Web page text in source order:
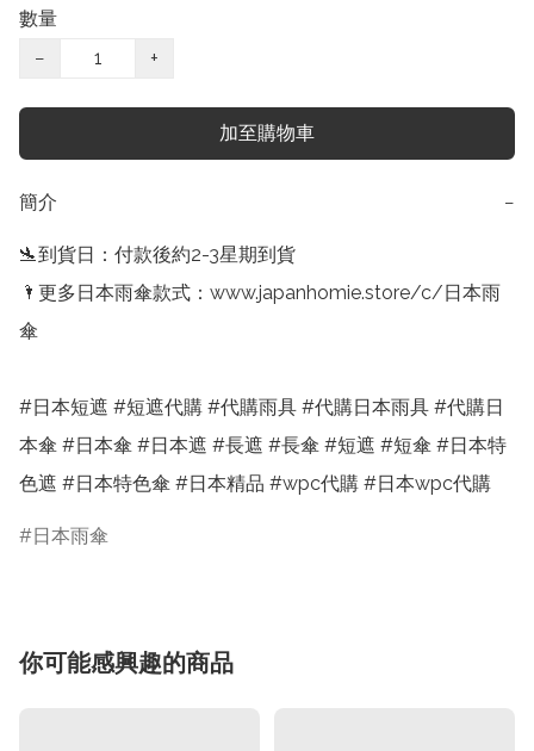
數量
−
+
加至購物車
簡介 −
🛬到貨日：付款後約2-3星期到貨
🌂更多日本雨傘款式：www.japanhomie.store/c/日本雨
傘
#日本短遮 #短遮代購 #代購雨具 #代購日本雨具 #代購日
本傘 #日本傘 #日本遮 #長遮 #長傘 #短遮 #短傘 #日本特
色遮 #日本特色傘 #日本精品 #wpc代購 #日本wpc代購
日本雨傘
你可能感興趣的商品